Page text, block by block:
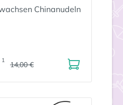
Chinanudeln
1 14,00 €